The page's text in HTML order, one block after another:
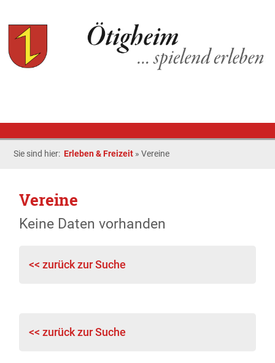
Sie sind hier: Erleben & Freizeit »Vereine
Vereine
Keine Daten vorhanden
<< zurück zur Suche
<< zurück zur Suche